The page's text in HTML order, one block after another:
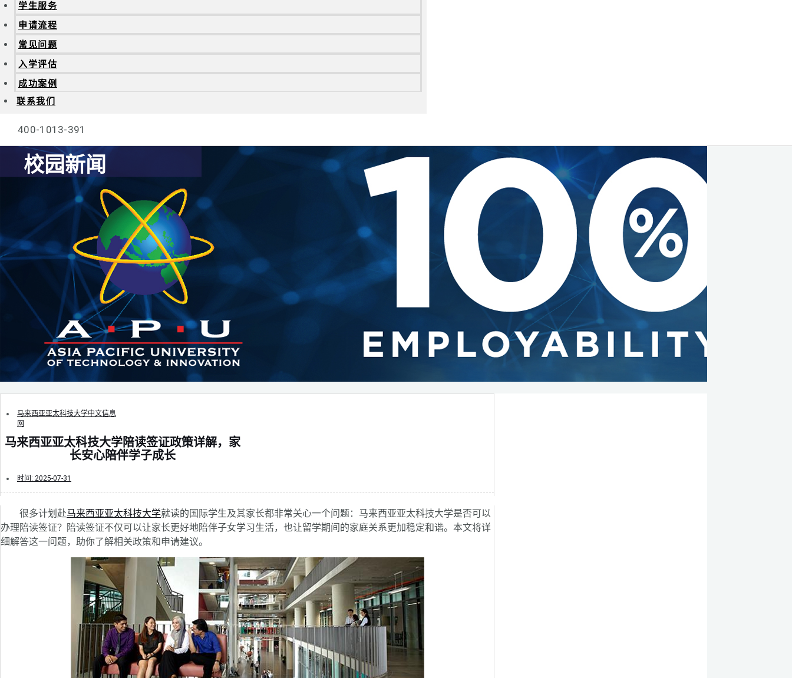
学生服务
申请流程
常见问题
入学评估
成功案例
联系我们
400-1013-391
校园新闻
马来西亚亚太科技大学中文信息
网
马来西亚亚太科技大学陪读签证政策详解，家
长安心陪伴学子成长
时间: 2025-07-31
很多计划赴马来西亚亚太科技大学就读的国际学生及其家长都非常关心一个问题：马来西亚亚太科技大学是否可以
办理陪读签证？陪读签证不仅可以让家长更好地陪伴子女学习生活，也让留学期间的家庭关系更加稳定和谐。本文将详
细解答这一问题，助你了解相关政策和申请建议。